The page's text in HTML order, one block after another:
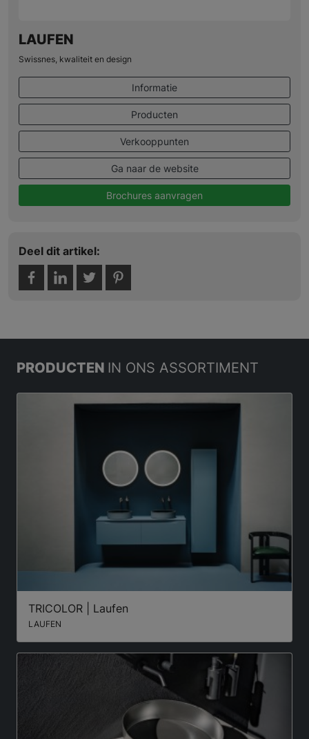
LAUFEN
Swissnes, kwaliteit en design
Informatie
Producten
Verkooppunten
Ga naar de website
Brochures aanvragen
Deel dit artikel:
PRODUCTEN IN ONS ASSORTIMENT
TRICOLOR | Laufen
LAUFEN